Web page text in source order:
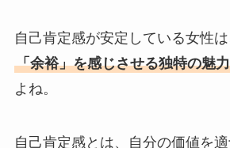
自己肯定感が安定している女性
「余裕」を感じさせる独特の魅力
よね。
自己肯定感とは、自分の価値を